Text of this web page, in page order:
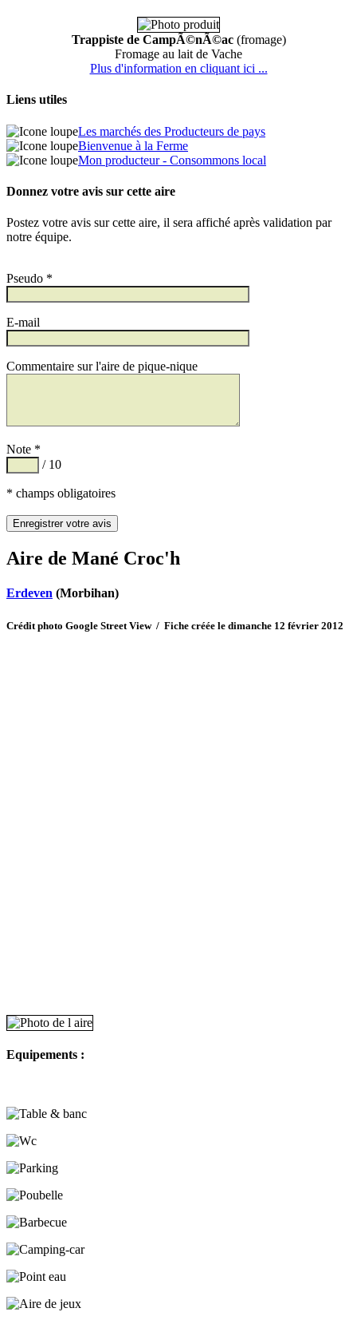
Trappiste de CampÃ©nÃ©ac(fromage)
Fromage au lait de Vache
Plus d'information en cliquant ici ...
Liens utiles
Les marchés des Producteurs de pays
Bienvenue à la Ferme
Mon producteur - Consommons local
Donnez votre avis sur cette aire
Postez votre avis sur cette aire, il sera affiché après validation par
notre équipe.
Pseudo *
E-mail
Commentaire sur l'aire de pique-nique
Note *
/ 10
* champs obligatoires
Aire de Mané Croc'h
Erdeven (Morbihan)
Crédit photo Google Street View / Fiche créée le dimanche 12 février 2012
Equipements :